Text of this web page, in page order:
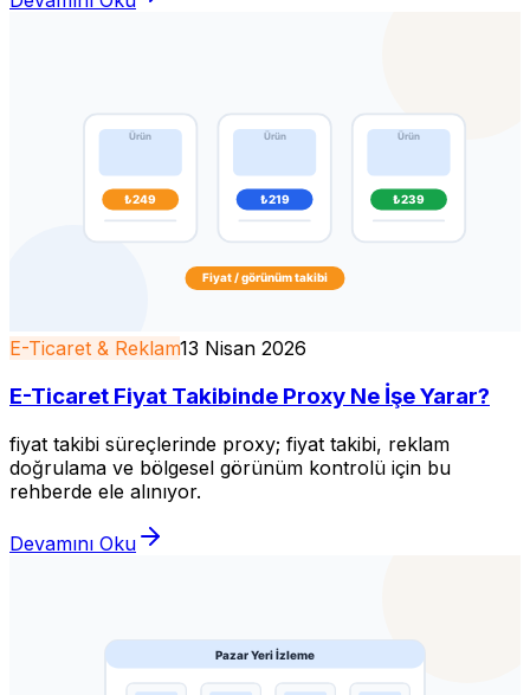
E-Ticaret & Reklam13 Nisan 2026
E-Ticaret Fiyat Takibinde Proxy Ne İşe Yarar?
fiyat takibi süreçlerinde proxy; fiyat takibi, reklam
doğrulama ve bölgesel görünüm kontrolü için bu
rehberde ele alınıyor.
Devamını Oku